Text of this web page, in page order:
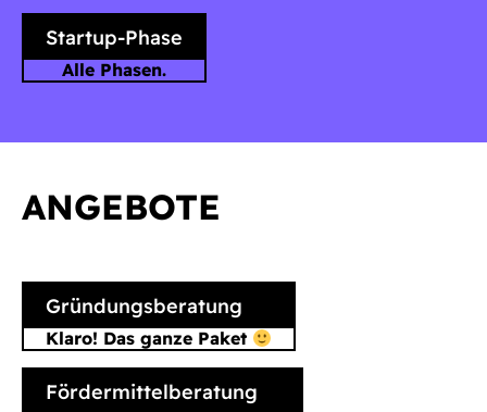
Startup-Phase
Alle Phasen.
ANGEBOTE
Gründungsberatung
Klaro! Das ganze Paket
Fördermittelberatung